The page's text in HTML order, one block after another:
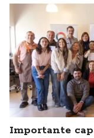
Importante